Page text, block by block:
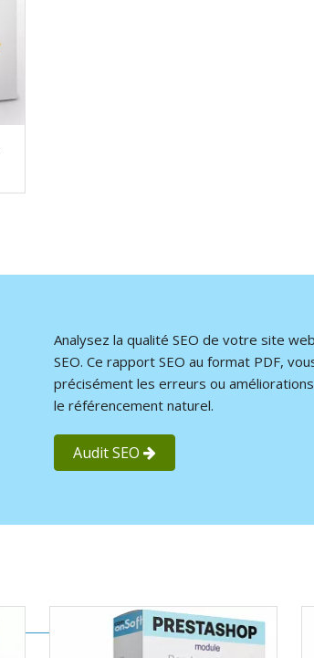
Analysez la qualité SEO de votre site
SEO. Ce rapport SEO au format PDF,
précisément les erreurs ou
le référencement naturel.
Audit SEO